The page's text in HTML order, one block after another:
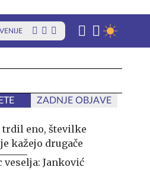
ZADNJE OBJAVE
trdil eno, številke
kažejo drugače
veselja: Janković